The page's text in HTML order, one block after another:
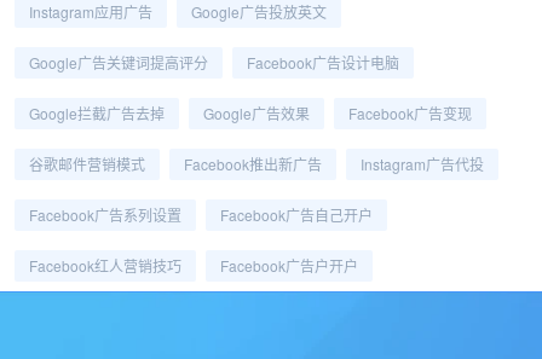
Instagram应用广告 Google广告投放英文
Google广告关键词提高评分 Facebook广告设计电脑
Google拦截广告去掉 Google广告效果 Facebook广告变现
谷歌邮件营销模式 Facebook推出新广告 Instagram广告代投
Facebook广告系列设置 Facebook广告自己开户
Facebook红人营销技巧 Facebook广告户开户